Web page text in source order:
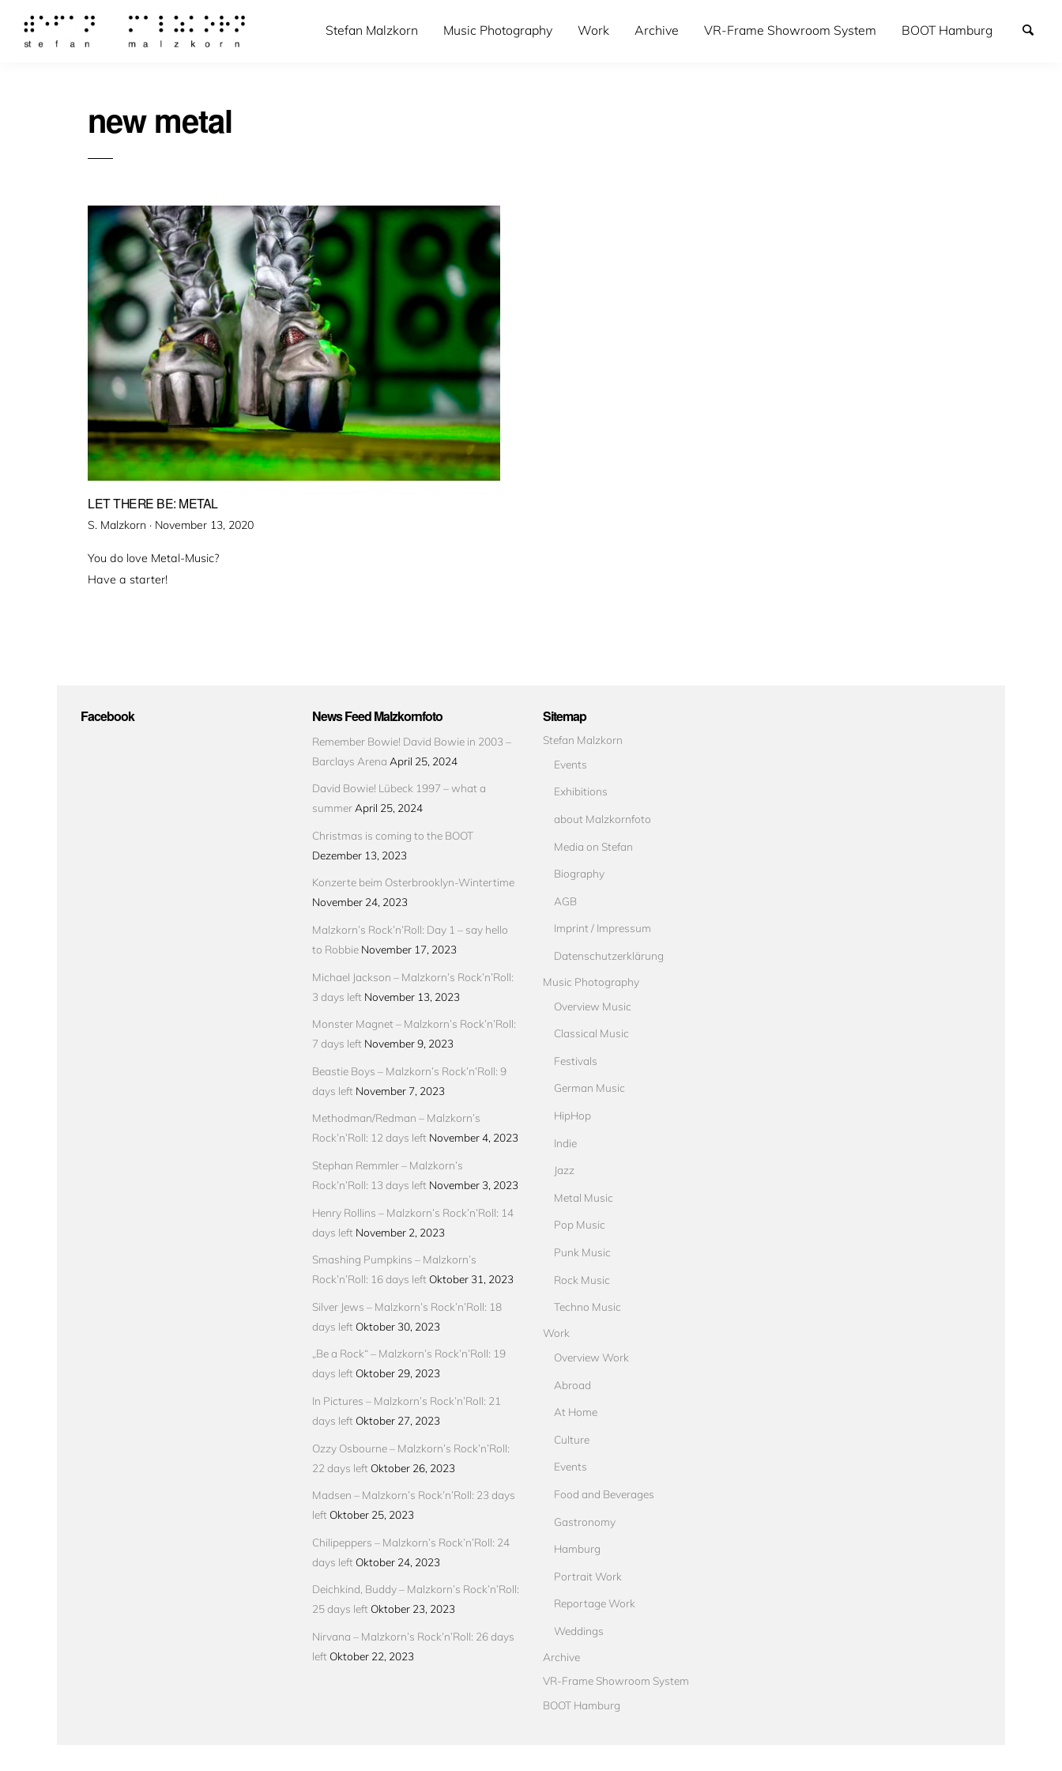
Stefan Malzkorn Music Photography Work Archive VR-Frame Showroom System BOOT Hamburg
new metal
LET THERE BE: METAL
S. Malzkorn · Veröffentlicht
November 13, 2020
You do love Metal-Music?
Have a starter!
Facebook News Feed Malzkornfoto
Remember Bowie! David Bowie in 2003 –
Barclays Arena April 25, 2024
David Bowie! Lübeck 1997 – what a
summer April 25, 2024
Christmas is coming to the BOOT
Dezember 13, 2023
Konzerte beim Osterbrooklyn-Wintertime
November 24, 2023
Malzkorn’s Rock’n’Roll: Day 1 – say hello
to Robbie November 17, 2023
Michael Jackson – Malzkorn’s Rock’n’Roll:
3 days left November 13, 2023
Monster Magnet – Malzkorn’s Rock’n’Roll:
7 days left November 9, 2023
Beastie Boys – Malzkorn’s Rock’n’Roll: 9
days left November 7, 2023
Methodman/Redman – Malzkorn’s
Rock’n’Roll: 12 days left November 4, 2023
Stephan Remmler – Malzkorn’s
Rock’n’Roll: 13 days left November 3, 2023
Henry Rollins – Malzkorn’s Rock’n’Roll: 14
days left November 2, 2023
Smashing Pumpkins – Malzkorn’s
Rock’n’Roll: 16 days left Oktober 31, 2023
Silver Jews – Malzkorn’s Rock’n’Roll: 18
days left Oktober 30, 2023
„Be a Rock“ – Malzkorn’s Rock’n’Roll: 19
days left Oktober 29, 2023
In Pictures – Malzkorn’s Rock’n’Roll: 21
days left Oktober 27, 2023
Ozzy Osbourne – Malzkorn’s Rock’n’Roll:
22 days left Oktober 26, 2023
Madsen – Malzkorn’s Rock’n’Roll: 23 days
left Oktober 25, 2023
Chilipeppers – Malzkorn’s Rock’n’Roll: 24
days left Oktober 24, 2023
Deichkind, Buddy – Malzkorn’s Rock’n’Roll:
25 days left Oktober 23, 2023
Nirvana – Malzkorn’s Rock’n’Roll: 26 days
left Oktober 22, 2023
Sitemap
Stefan Malzkorn
Events
Exhibitions
about Malzkornfoto
Media on Stefan
Biography
AGB
Imprint / Impressum
Datenschutzerklärung
Music Photography
Overview Music
Classical Music
Festivals
German Music
HipHop
Indie
Jazz
Metal Music
Pop Music
Punk Music
Rock Music
Techno Music
Work
Overview Work
Abroad
At Home
Culture
Events
Food and Beverages
Gastronomy
Hamburg
Portrait Work
Reportage Work
Weddings
Archive
VR-Frame Showroom System
BOOT Hamburg